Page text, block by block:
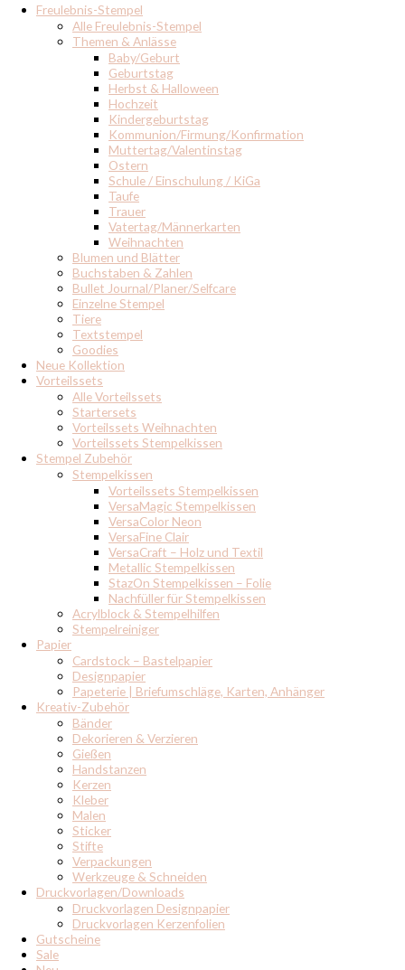
Freulebnis-Stempel
Alle Freulebnis-Stempel
Themen & Anlässe
Baby/Geburt
Geburtstag
Herbst & Halloween
Hochzeit
Kindergeburtstag
Kommunion/Firmung/Konfirmation
Muttertag/Valentinstag
Ostern
Schule / Einschulung / KiGa
Taufe
Trauer
Vatertag/Männerkarten
Weihnachten
Blumen und Blätter
Buchstaben & Zahlen
Bullet Journal/Planer/Selfcare
Einzelne Stempel
Tiere
Textstempel
Goodies
Neue Kollektion
Vorteilssets
Alle Vorteilssets
Startersets
Vorteilssets Weihnachten
Vorteilssets Stempelkissen
Stempel Zubehör
Stempelkissen
Vorteilssets Stempelkissen
VersaMagic Stempelkissen
VersaColor Neon
VersaFine Clair
VersaCraft – Holz und Textil
Metallic Stempelkissen
StazOn Stempelkissen – Folie
Nachfüller für Stempelkissen
Acrylblock & Stempelhilfen
Stempelreiniger
Papier
Cardstock – Bastelpapier
Designpapier
Papeterie | Briefumschläge, Karten, Anhänger
Kreativ-Zubehör
Bänder
Dekorieren & Verzieren
Gießen
Handstanzen
Kerzen
Kleber
Malen
Sticker
Stifte
Verpackungen
Werkzeuge & Schneiden
Druckvorlagen/Downloads
Druckvorlagen Designpapier
Druckvorlagen Kerzenfolien
Gutscheine
Sale